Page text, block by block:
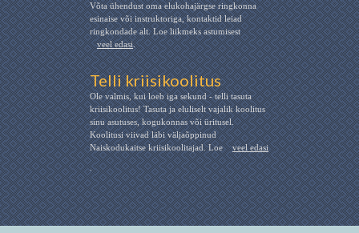
Võta ühendust oma elukohajärgse ringkonna
esinaise või instruktoriga, kontaktid leiad
ringkondade alt. Loe liikmeks astumisest
veel edasi.
Telli kriisikoolitus
Ole valmis, kui loeb iga sekund - telli tasuta
kriisikoolitus! Tasuta ja eluliselt vajalik koolitus
sinu asutuses, kogukonnas või üritusel.
Koolitusi viivad läbi väljaõppinud
Naiskodukaitse kriisikoolitajad. Loe
veel edasi
.